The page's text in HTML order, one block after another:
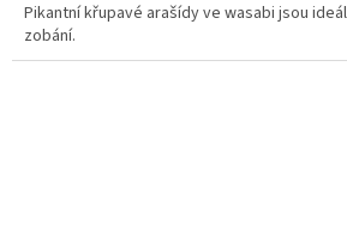
Pikantní křupavé arašídy ve wasabi jsou
zobání.